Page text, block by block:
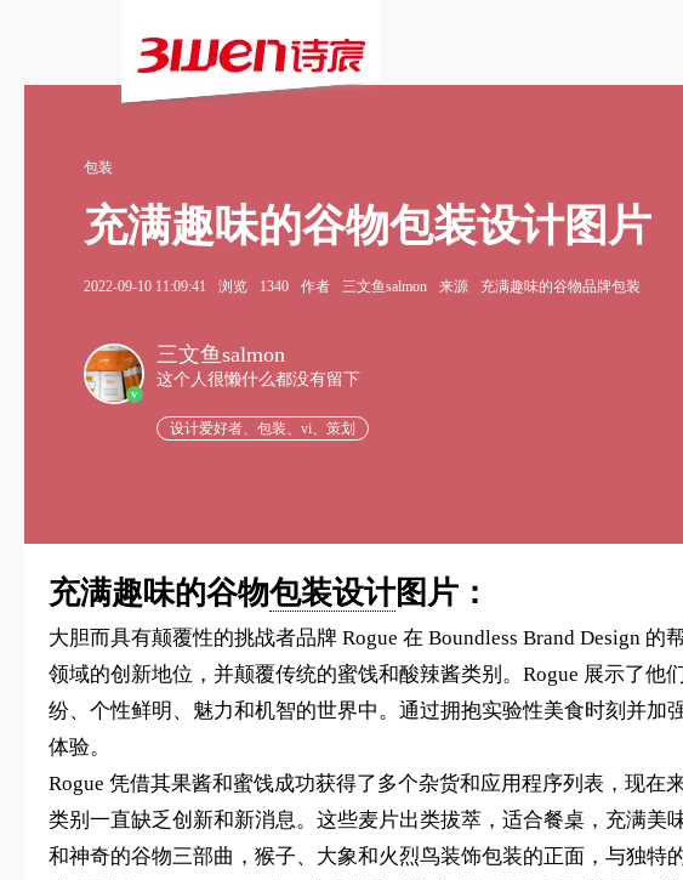
包装
充满趣味的谷物包装设计图片
2022-09-10 11:09:41 浏览 1340 作者 三文鱼salmon 来源 充满趣味的谷物品牌包装
v
三文鱼salmon
这个人很懒什么都没有留下
设计爱好者、包装、vi、策划
充满趣味的谷物包装设计图片：
大胆而具有颠覆性的挑战者品牌 Rogue 在 Boundless Brand Design
领域的创新地位，并颠覆传统的蜜饯和酸辣酱类别。Rogue 展示了
纷、个性鲜明、魅力和机智的世界中。通过拥抱实验性美食时刻并加
体验。
Rogue 凭借其果酱和蜜饯成功获得了多个杂货和应用程序列表，现在
类别一直缺乏创新和新消息。这些麦片出类拔萃，适合餐桌，充满美
和神奇的谷物三部曲，猴子、大象和火烈鸟装饰包装的正面，与独特